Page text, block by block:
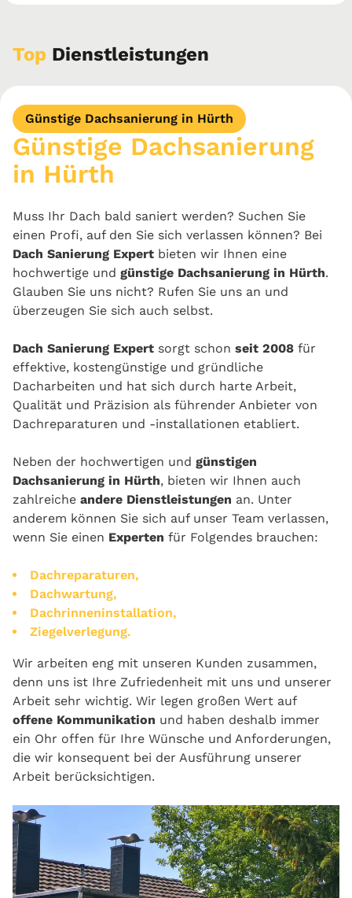
Top Dienstleistungen
Günstige Dachsanierung in Hürth
Günstige Dachsanierung
in Hürth
Muss Ihr Dach bald saniert werden? Suchen Sie
einen Profi, auf den Sie sich verlassen können? Bei
Dach Sanierung Expert bieten wir Ihnen eine
hochwertige und günstige Dachsanierung in Hürth.
Glauben Sie uns nicht? Rufen Sie uns an und
überzeugen Sie sich auch selbst.
Dach Sanierung Expert sorgt schon seit 2008 für
effektive, kostengünstige und gründliche
Dacharbeiten und hat sich durch harte Arbeit,
Qualität und Präzision als führender Anbieter von
Dachreparaturen und -installationen etabliert.
Neben der hochwertigen und günstigen
Dachsanierung in Hürth, bieten wir Ihnen auch
zahlreiche andere Dienstleistungen an. Unter
anderem können Sie sich auf unser Team verlassen,
wenn Sie einen Experten für Folgendes brauchen:
Dachreparaturen,
Dachwartung,
Dachrinneninstallation,
Ziegelverlegung.
Wir arbeiten eng mit unseren Kunden zusammen,
denn uns ist Ihre Zufriedenheit mit uns und unserer
Arbeit sehr wichtig. Wir legen großen Wert auf
offene Kommunikation und haben deshalb immer
ein Ohr offen für Ihre Wünsche und Anforderungen,
die wir konsequent bei der Ausführung unserer
Arbeit berücksichtigen.